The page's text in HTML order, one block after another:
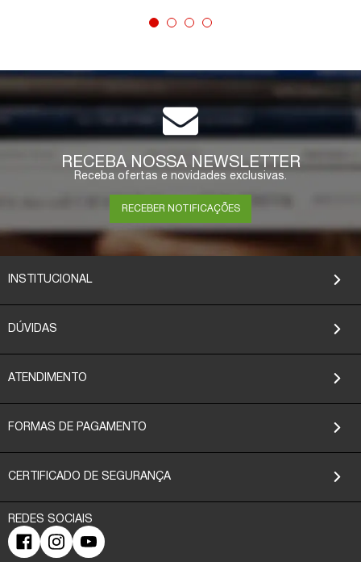
COMPRAR
RECEBA NOSSA NEWSLETTER
Receba ofertas e novidades exclusivas.
RECEBER NOTIFICAÇÕES
INSTITUCIONAL
DÚVIDAS
ATENDIMENTO
FORMAS DE PAGAMENTO
CERTIFICADO DE SEGURANÇA